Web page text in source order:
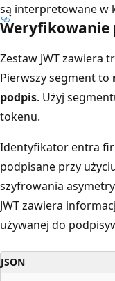
są interpretowane w
Weryfikowanie
Zestaw JWT zawiera
Pierwszy segment to
podpis. Użyj
tokenu.
Identyfikator entra
podpisane przy
szyfrowania
JWT zawiera
używanej do
JSON